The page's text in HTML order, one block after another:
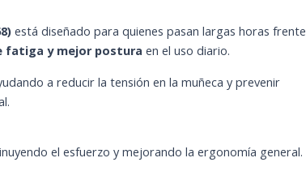
está diseñado para quienes pasan largas horas frente
fatiga y mejor postura en el uso diario.
a reducir la tensión en la muñeca y prevenir
el esfuerzo y mejorando la ergonomía general.